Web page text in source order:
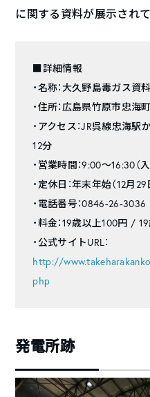
に関する資料が展示され
■詳細情報
・名称：大久野島毒ガス資
・住所：広島県竹原市忠海
・アクセス：JR呉線忠海
12分
・営業時間：9:00〜16:30（
・定休日：年末年始（12月
・電話番号：0846-26-3036
・料金：19歳以上100円 /
・公式サイトURL：
http://
php
発電所跡